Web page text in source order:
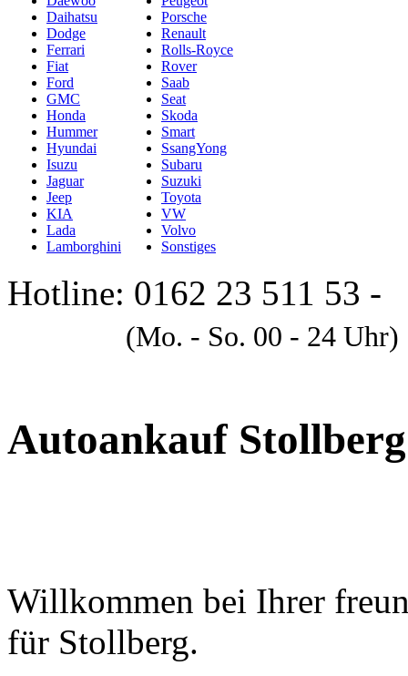
Daihatsu
Dodge
Ferrari
Fiat
Ford
GMC
Honda
Hummer
Hyundai
Isuzu
Jaguar
Jeep
KIA
Lada
Lamborghini
Porsche
Renault
Rolls-Royce
Rover
Saab
Seat
Skoda
Smart
SsangYong
Subaru
Suzuki
Toyota
VW
Volvo
Sonstiges
Hotline: 0162 23 511 53 -
(Mo. - So. 00 - 24 Uhr)
Autoankauf Stollberg
Willkommen bei Ihrer
für Stollberg.